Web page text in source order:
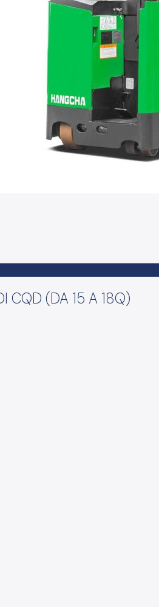
CQD (DA 15 A 18Q)